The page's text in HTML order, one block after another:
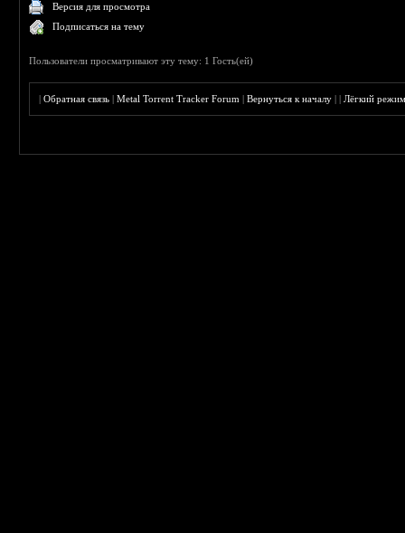
Версия для просмотра
Подписаться на тему
Пользователи просматривают эту тему: 1 Гость(ей)
|Обратная связь |Metal Torrent Tracker Forum |Вернуться к началу ||Лёгкий